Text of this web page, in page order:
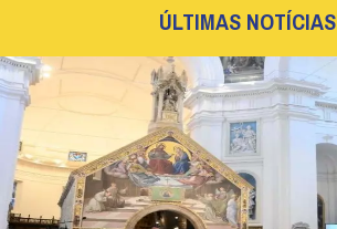
ÚLTIMAS NOTÍCIAS